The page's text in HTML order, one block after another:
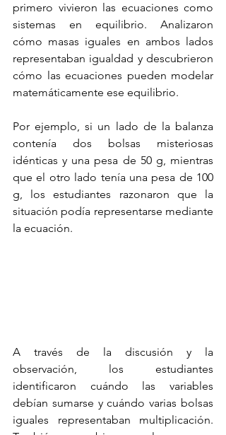
primero vivieron las ecuaciones como
sistemas en equilibrio. Analizaron
cómo masas iguales en ambos lados
representaban igualdad y descubrieron
cómo las ecuaciones pueden modelar
matemáticamente ese equilibrio.
Por ejemplo, si un lado de la balanza
contenía dos bolsas misteriosas
idénticas y una pesa de 50 g, mientras
que el otro lado tenía una pesa de 100
g, los estudiantes razonaron que la
situación podía representarse mediante
la ecuación.
A través de la discusión y la
observación, los estudiantes
identificaron cuándo las variables
debían sumarse y cuándo varias bolsas
iguales representaban multiplicación.